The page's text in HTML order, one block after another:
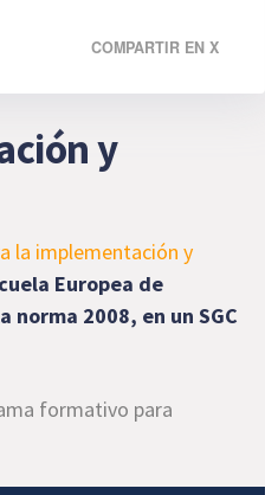
COMPARTIR EN X
y
la implementación y
Europea de
2008, en un SGC
formativo para